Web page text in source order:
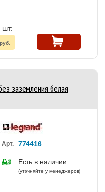
шт:
руб.
заземления белая
Арт. 774416
Есть в наличии
(уточняйте у менеджеров)